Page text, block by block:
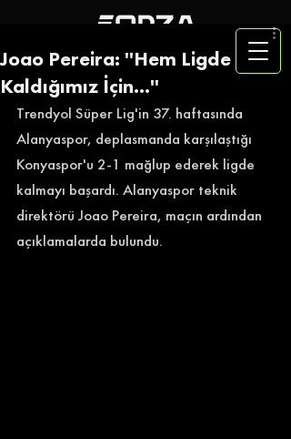
Joao Pereira: ''Hem Ligde
Kaldığımız İçin...''
Trendyol Süper Lig'in 37. haftasında
Alanyaspor, deplasmanda karşılaştığı
Konyaspor'u 2-1 mağlup ederek ligde
kalmayı başardı. Alanyaspor teknik
direktörü Joao Pereira, maçın ardından
açıklamalarda bulundu.